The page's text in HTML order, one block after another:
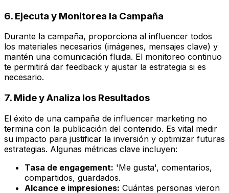
6. Ejecuta y Monitorea la Campaña
Durante la campaña, proporciona al influencer todos
los materiales necesarios (imágenes, mensajes clave) y
mantén una comunicación fluida. El monitoreo continuo
te permitirá dar feedback y ajustar la estrategia si es
necesario.
7. Mide y Analiza los Resultados
El éxito de una campaña de influencer marketing no
termina con la publicación del contenido. Es vital medir
su impacto para justificar la inversión y optimizar futuras
estrategias. Algunas métricas clave incluyen:
Tasa de engagement: 'Me gusta', comentarios,
compartidos, guardados.
Alcance e impresiones: Cuántas personas vieron